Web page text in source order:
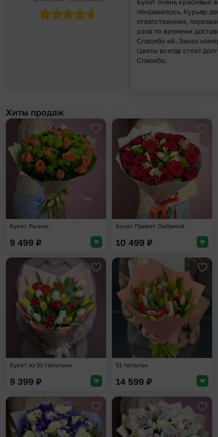
понравилось. Курьер
ответственная,
раза по времени
Спасибо ей. Заказ
Цветы всегда стоят
Спасибо.
Хиты продаж
Добавить в избранное
Букет Рыжик
9 499 ₽
Букет Привет Любимой
10 499 ₽
Добавить в избранное
Букет из 31 тюльпана
9 399 ₽
51 тюльпан
14 599 ₽
Добавить в избранное